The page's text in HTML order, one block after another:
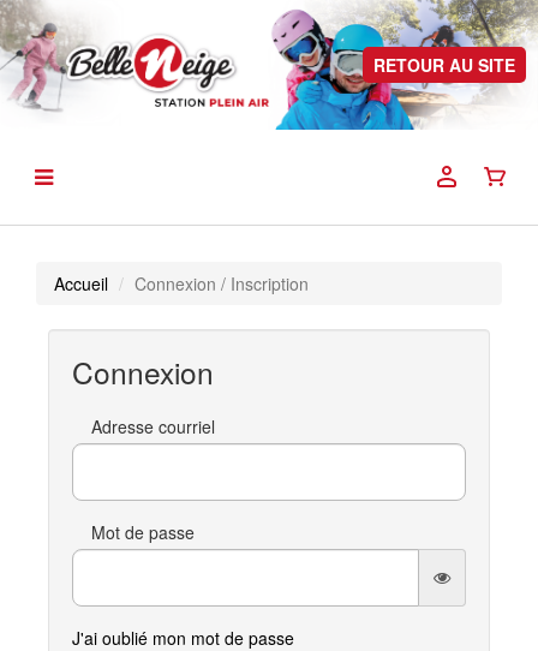
RETOUR AU SITE
Accueil Connexion / Inscription
Connexion
Adresse courriel
Mot de passe
J'ai oublié mon mot de passe